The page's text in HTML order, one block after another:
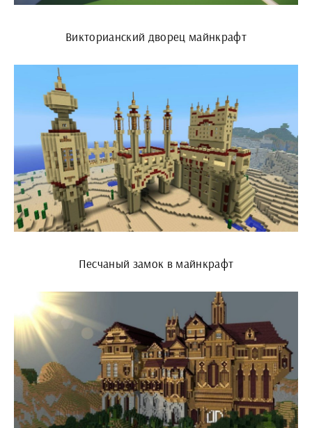
Викторианский дворец майнкрафт
Песчаный замок в майнкрафт